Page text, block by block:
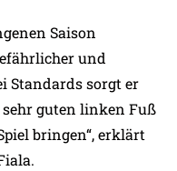
Saison
und
Standards sorgt er
guten linken Fuß
bringen“, erklärt